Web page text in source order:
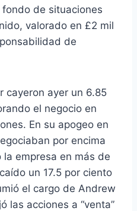
de situaciones
valorado en £2 mil
de
cayeron ayer un 6.85
el negocio en
En su apogeo en
por encima
empresa en más de
un 17.5 por ciento
el cargo de Andrew
las acciones a “venta”